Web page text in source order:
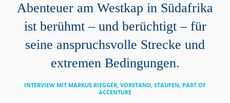
Abenteuer am Westkap in Südafrika
ist berühmt – und berüchtigt – für
seine anspruchsvolle Strecke und
extremen Bedingungen.
INTERVIEW MIT MARKUS RIEGGER, VORSTAND, STAUFEN, PART OF
ACCENTURE